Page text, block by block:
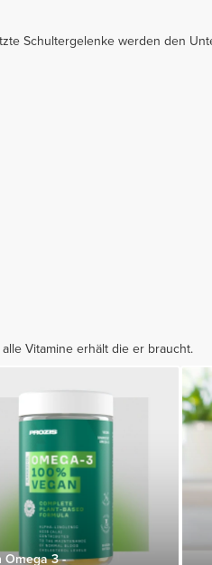
Schultergelenke werden den
Vitamine erhält die er braucht.
Omega 3 -